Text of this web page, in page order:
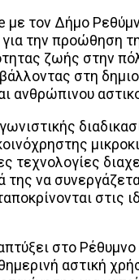
με τον Δήμο
την προώθηση
ζωής στην
στη
ανθρώπινου
να
στις
στο
αστική